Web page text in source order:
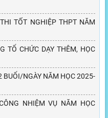
TỐT NGHIỆP THPT NĂM
TỔ CHỨC DẠY THÊM, HỌC
BUỔI/NGÀY NĂM HỌC 2025-
NHIỆM VỤ NĂM HỌC